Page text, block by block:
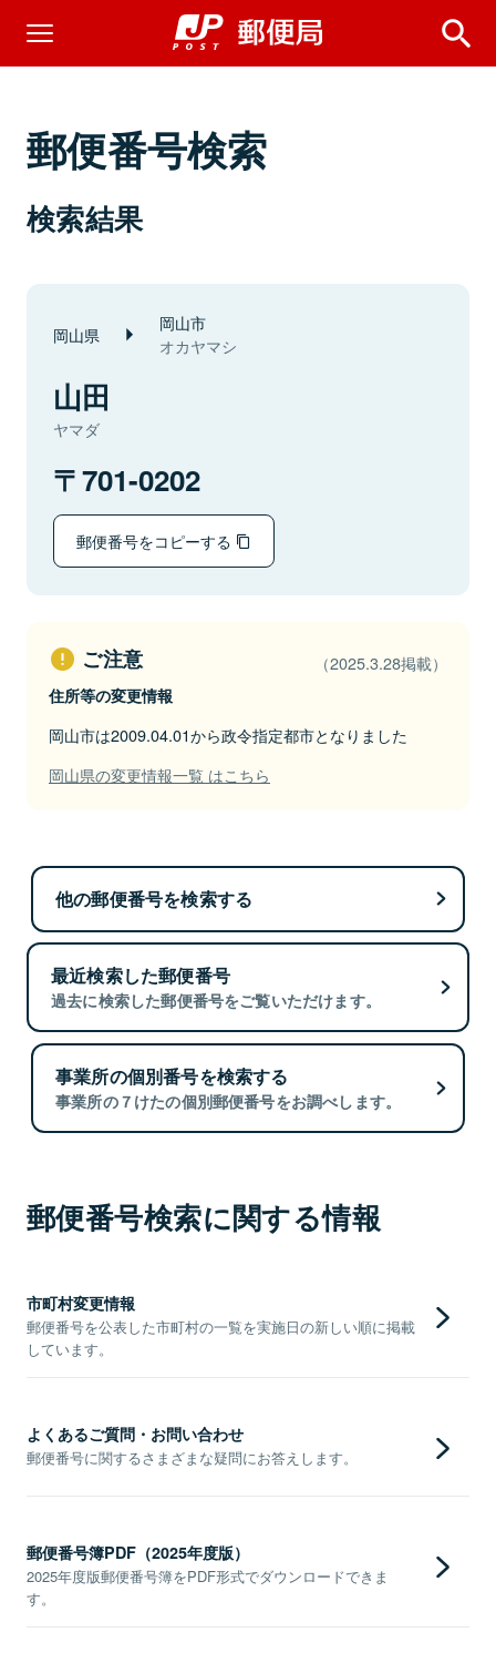
郵便番号検索
検索結果
岡山県 岡山市
オカヤマシ
山田
ヤマダ
701-0202
郵便番号をコピーする
ご注意 （2025.3.28掲載）
住所等の変更情報
岡山市は2009.04.01から政令指定都市となりました
岡山県の変更情報一覧 はこちら
他の郵便番号を検索する
最近検索した郵便番号
過去に検索した郵便番号をご覧いただけます。
事業所の個別番号を検索する
事業所の７けたの個別郵便番号をお調べします。
郵便番号検索に関する情報
市町村変更情報
郵便番号を公表した市町村の一覧を実施日の新しい順に掲載
しています。
よくあるご質問・お問い合わせ
郵便番号に関するさまざまな疑問にお答えします。
郵便番号簿PDF（2025年度版）
2025年度版郵便番号簿をPDF形式でダウンロードできま
す。